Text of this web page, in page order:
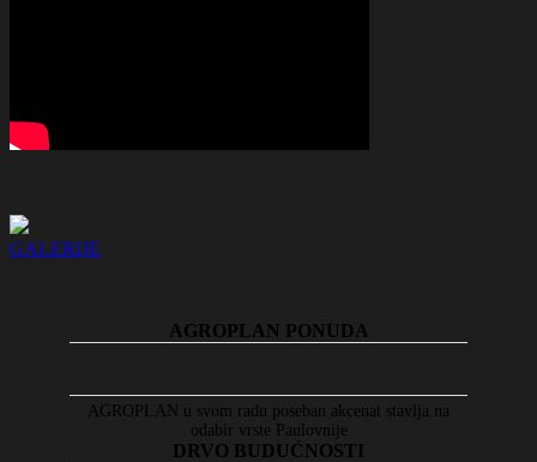
GALERIJE
AGROPLAN PONUDA
AGROPLAN u svom radu poseban akcenat stavlja na
odabir vrste Paulovnije
DRVO BUDUĆNOSTI